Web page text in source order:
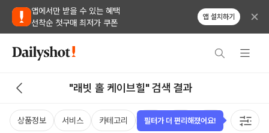
앱에서만 받을 수 있는 혜택
선착순 첫구매 최저가 쿠폰
앱 설치하기
"래빗 홀 케이브힐" 검색 결과
상품정보 서비스 카테고리 가격 국가 용량 태그
필터가 더 편리해졌어요!